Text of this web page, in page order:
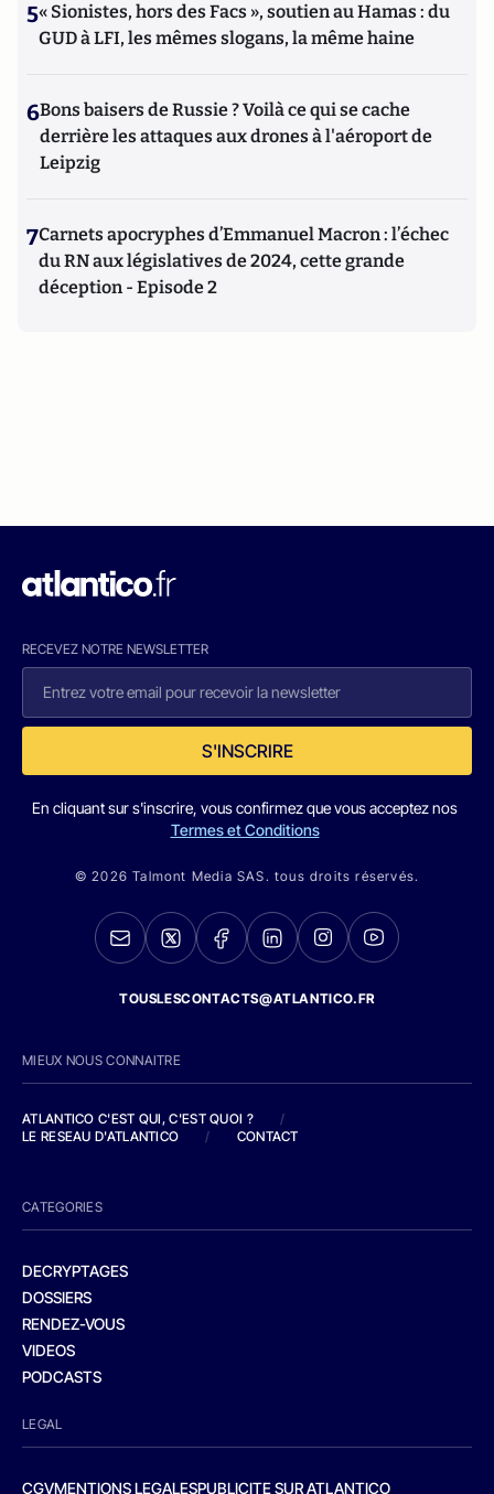
5« Sionistes, hors des Facs », soutien au Hamas : du
GUD à LFI, les mêmes slogans, la même haine
6Bons baisers de Russie ? Voilà ce qui se cache
derrière les attaques aux drones à l'aéroport de
Leipzig
7Carnets apocryphes d’Emmanuel Macron : l’échec
du RN aux législatives de 2024, cette grande
déception - Episode 2
RECEVEZ NOTRE NEWSLETTER
S'INSCRIRE
En cliquant sur s'inscrire, vous confirmez que vous acceptez nos
Termes et Conditions
© 2026 Talmont Media SAS. tous droits réservés.
TOUSLESCONTACTS@ATLANTICO.FR
MIEUX NOUS CONNAITRE
ATLANTICO C'EST QUI, C'EST QUOI ?
/
LE RESEAU D'ATLANTICO
/ CONTACT
CATEGORIES
DECRYPTAGES
DOSSIERS
RENDEZ-VOUS
VIDEOS
PODCASTS
LEGAL
CGVMENTIONS LEGALESPUBLICITE SUR ATLANTICO